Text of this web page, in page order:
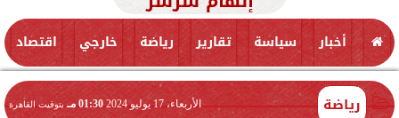
أخبار سياسة تقارير رياضة خارجي اقتصاد
رياضة الأربعاء، 17 يوليو 2024 01:30 مـ بتوقيت القاهرة